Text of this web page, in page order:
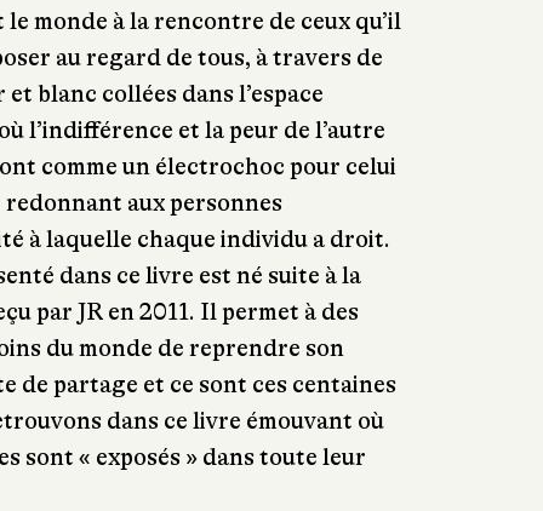
monde à la rencontre de ceux qu’il
au regard de tous, à travers de
blanc collées dans l’espace
l’indifférence et la peur de l’autre
comme un électrochoc pour celui
aux personnes
à laquelle chaque individu a droit.
dans ce livre est né suite à la
par JR en 2011. Il permet à des
du monde de reprendre son
de partage et ce sont ces centaines
dans ce livre émouvant où
sont « exposés » dans toute leur